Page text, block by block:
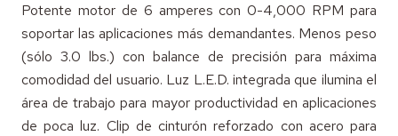
Potente motor de 6 amperes con 0-4,000 RPM para
soportar las aplicaciones más demandantes. Menos peso
(sólo 3.0 lbs.) con balance de precisión para máxima
comodidad del usuario. Luz L.E.D. integrada que ilumina el
área de trabajo para mayor productividad en aplicaciones
de poca luz. Clip de cinturón reforzado con acero para